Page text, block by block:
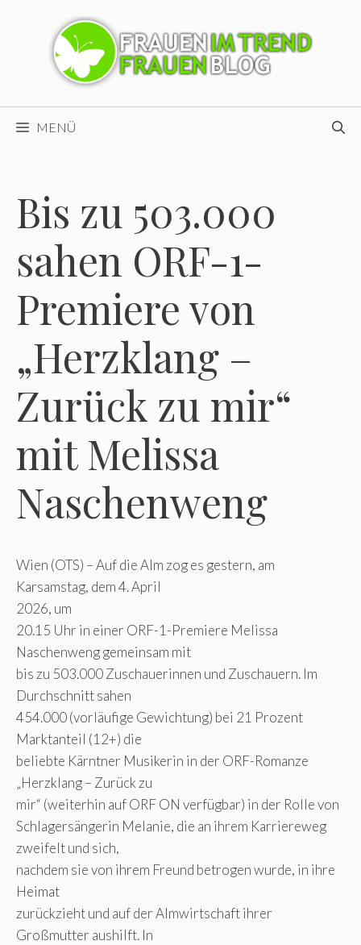
MENÜ
Bis zu 503.000
sahen ORF-1-
Premiere von
„Herzklang –
Zurück zu mir“
mit Melissa
Naschenweng
Wien (OTS) – Auf die Alm zog es gestern, am
Karsamstag, dem 4. April
2026, um
20.15 Uhr in einer ORF-1-Premiere Melissa
Naschenweng gemeinsam mit
bis zu 503.000 Zuschauerinnen und Zuschauern. Im
Durchschnitt sahen
454.000 (vorläufige Gewichtung) bei 21 Prozent
Marktanteil (12+) die
beliebte Kärntner Musikerin in der ORF-Romanze
„Herzklang – Zurück zu
mir“ (weiterhin auf ORF ON verfügbar) in der Rolle von
Schlagersängerin Melanie, die an ihrem Karriereweg
zweifelt und sich,
nachdem sie von ihrem Freund betrogen wurde, in ihre
Heimat
zurückzieht und auf der Almwirtschaft ihrer
Großmutter aushilft. In